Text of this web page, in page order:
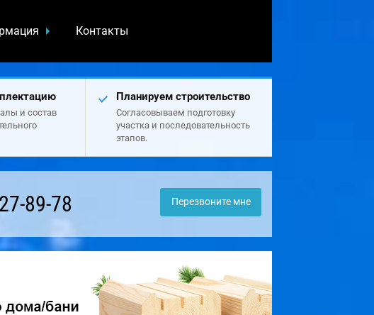
Контакты
и состав
Планируем строительство
Согласовываем подготовку
участка и последовательность
этапов.
89-78 Перезвоните мне